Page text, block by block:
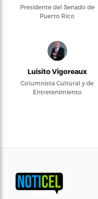
Presidente del Senado de
Puerto Rico
Luisito Vigoreaux
Columnista Cultural y de
Entretenimiento